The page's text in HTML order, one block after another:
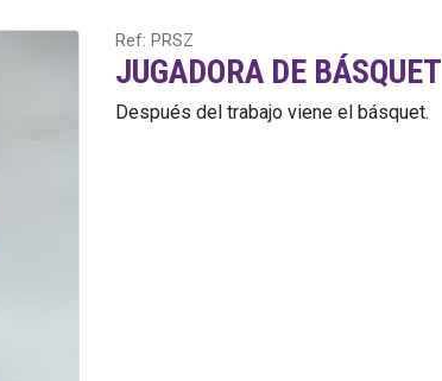
Ref: PRSZ
JUGADORA DE BÁSQUET
Después del trabajo viene el básquet.